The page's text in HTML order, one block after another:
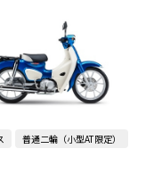
普通二輪（小型AT限定）